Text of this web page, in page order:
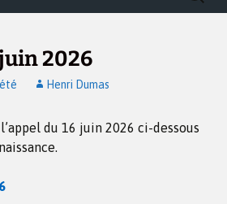
2026
Henri Dumas
du 16 juin 2026 ci-dessous